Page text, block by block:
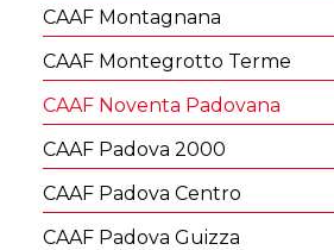
CAAF Montagnana
CAAF Montegrotto Terme
CAAF Noventa Padovana
CAAF Padova 2000
CAAF Padova Centro
CAAF Padova Guizza